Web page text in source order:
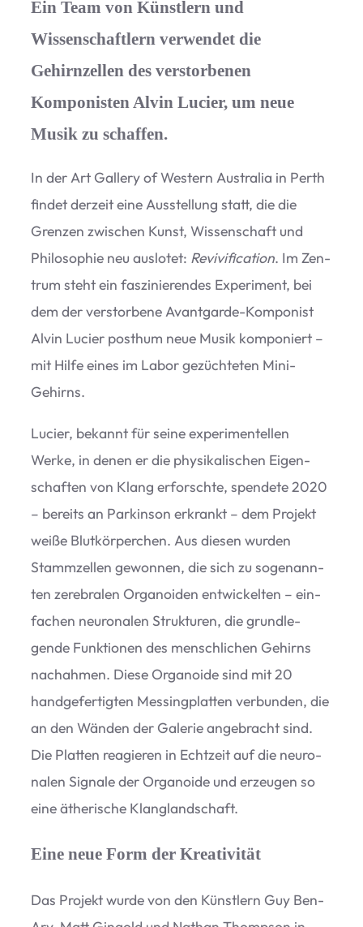
Ein Team von Künstlern und
Wissenschaftlern verwendet die
Gehirnzellen des verstorbenen
Komponisten Alvin Lucier, um neue
Musik zu schaffen.
In der Art Gal­lery of Wes­tern Aus­tra­lia in Perth
fin­det der­zeit eine Aus­stel­lung statt, die die
Gren­zen zwi­schen Kunst, Wis­sen­schaft und
Phi­lo­so­phie neu aus­lo­tet: Revi­vi­fi­ca­tion. Im Zen­
trum steht ein fas­zi­nie­ren­des Expe­ri­ment, bei
dem der ver­stor­bene Avant­garde-Kom­po­nist
Alvin Lucier post­hum neue Musik kom­po­niert –
mit Hilfe eines im Labor gezüch­te­ten Mini-
Gehirns.
Lucier, bekannt für seine expe­ri­men­tel­len
Werke, in denen er die phy­si­ka­li­schen Eigen­
schaf­ten von Klang erforschte, spen­dete 2020
– bereits an Par­kin­son erkrankt – dem Pro­jekt
weiße Blut­kör­per­chen. Aus die­sen wur­den
Stamm­zel­len gewon­nen, die sich zu soge­nann­
ten zere­bra­len Orga­no­iden ent­wi­ckel­ten – ein­
fa­chen neu­ro­na­len Struk­tu­ren, die grund­le­
gende Funk­tio­nen des mensch­li­chen Gehirns
nach­ah­men. Diese Orga­no­ide sind mit 20
hand­ge­fer­tig­ten Mes­sing­plat­ten ver­bun­den, die
an den Wän­den der Gale­rie ange­bracht sind.
Die Plat­ten reagie­ren in Echt­zeit auf die neu­ro­
na­len Signale der Orga­no­ide und erzeu­gen so
eine äthe­ri­sche Klanglandschaft.
Eine neue Form der Kreativität
Das Pro­jekt wurde von den Künst­lern Guy Ben-